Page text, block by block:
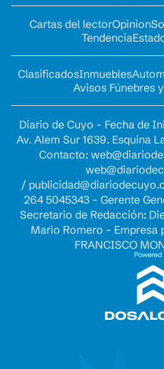
Cartas del lectorOpinion
Tendencia
ClasificadosInmuebles
Avisos Fúnebres
Diario de Cuyo - Fecha de
Av. Alem Sur 1639. Esquina
Contacto:
/
264 5045343 - Gerente
Secretario de Redacción:
Mario Romero - Empresa
FRANCISCO